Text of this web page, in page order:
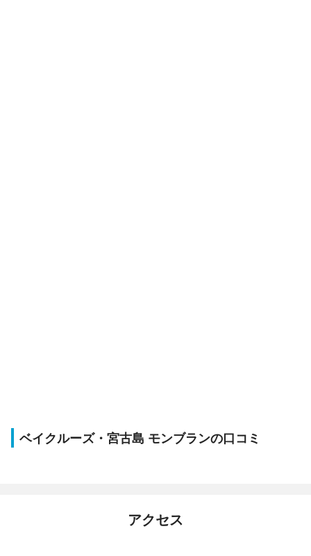
ベイクルーズ・宮古島 モンブランの口コミ
アクセス